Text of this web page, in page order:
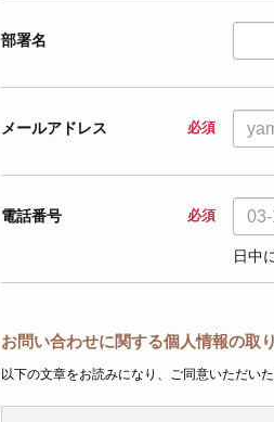
部署名
メールアドレス 必須
電話番号 必須
日中
お問い合わせに関する個人情報の取
以下の文章をお読みになり、ご同意いただい